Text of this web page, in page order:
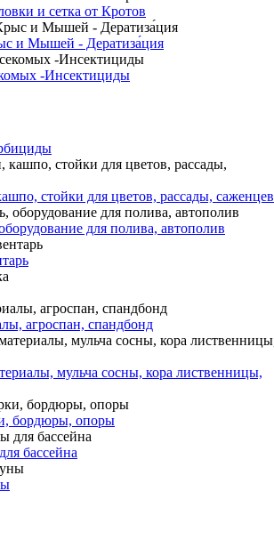
и сетка от Кротов
и Мышей - Дератиза́ция
-Инсектициды
стойки для цветов, рассады, саженцев
для полива, автополив
агроспан, спандбонд
мульча сосны, кора лиственницы,
бордюры, опоры
бассейна